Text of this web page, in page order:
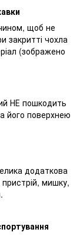
щоб не
закритті чохла
(зображено
НЕ пошкодить
його поверхнею
додаткова
мишку,